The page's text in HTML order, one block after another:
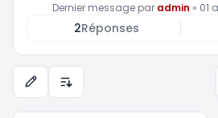
Dernier message par admin » 01
2Réponses
Options d’affichage et de tri